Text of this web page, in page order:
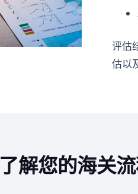
评估
估以
了解您的海关流